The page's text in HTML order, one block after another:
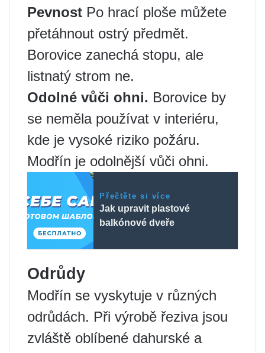
Pevnost Po hrací ploše můžete
přetáhnout ostrý předmět.
Borovice zanechá stopu, ale
listnatý strom ne.
Odolné vůči ohni. Borovice by
se neměla používat v interiéru,
kde je vysoké riziko požáru.
Modřín je odolnější vůči ohni.
Přečtěte si více
Jak upravit plastové
balkónové dveře
Odrůdy
Modřín se vyskytuje v různých
odrůdách. Při výrobě řeziva jsou
zvláště oblíbené dahurské a